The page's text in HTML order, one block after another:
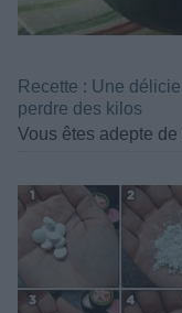
Recette : Une
perdre des kilos
Vous êtes adepte